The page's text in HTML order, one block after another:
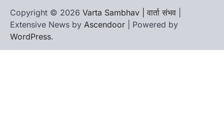
Copyright © 2026 Varta Sambhav | वार्ता संभव
Extensive News by Ascendoor | Powered by
WordPress.